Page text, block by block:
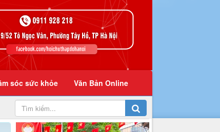
sóc sức khỏe Văn Bản Online